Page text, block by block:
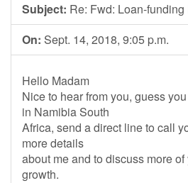
Subject: Re: Fwd: Loan-funding
On: Sept. 14, 2018, 9:05 p.m.
Hello Madam
Nice to hear from you, guess
in Namibia South
Africa, send a direct line to call
more details
about me and to discuss more
growth.